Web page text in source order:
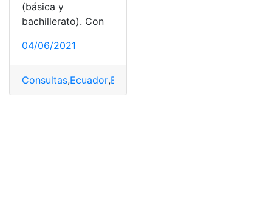
(básica y
bachillerato). Con
04/06/2021
Consultas,Ecuador,Educación